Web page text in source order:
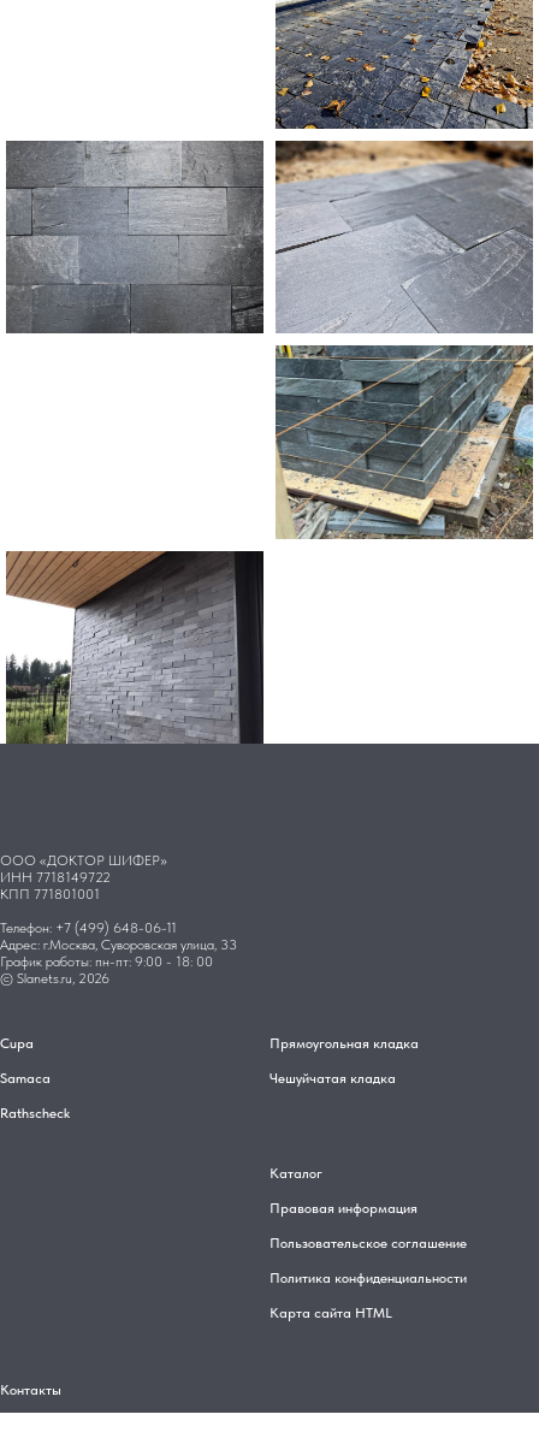
ООО «ДОКТОР ШИФЕР»
ИНН 7718149722
КПП 771801001
Телефон: +7 (499) 648-06-11
Адрес: г.Москва, Суворовская улица, 33
График работы: пн-пт: 9:00 - 18: 00
© Slanets.ru, 2026
Cupa
Samaca
Rathscheck
Прямоугольная кладка
Чешуйчатая кладка
Каталог
Правовая информация
Пользовательское соглашение
Политика конфиденциальности
Карта сайта HTML
Контакты